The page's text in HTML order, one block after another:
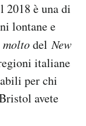
2018 è una di
lontane e
moltodelNew
italiane
per chi
avete